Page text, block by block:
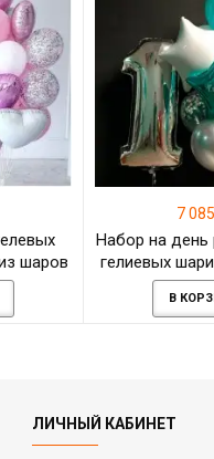
шаров
7
Набор на
гелиевых
В
ЛИЧНЫЙ КАБИНЕТ